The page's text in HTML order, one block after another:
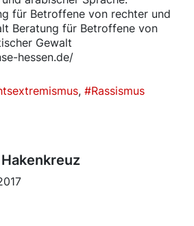
für Betroffene von rechter und
Beratung für Betroffene von
Gewalt
hessen.de/
Rassismus